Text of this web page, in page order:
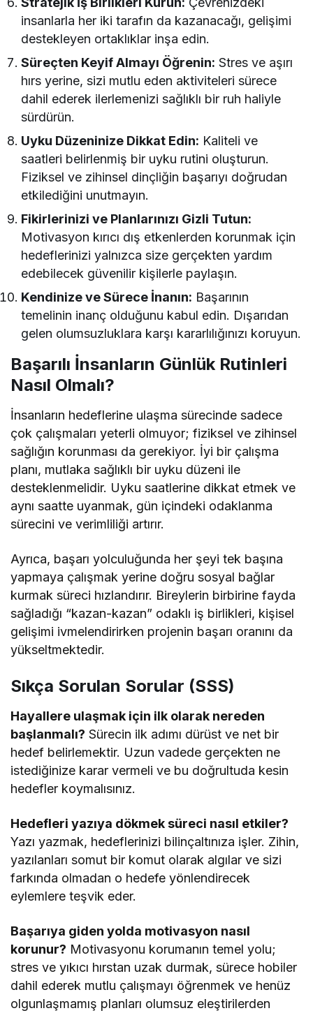
insanlarla her iki tarafın da kazanacağı, gelişimi
destekleyen ortaklıklar inşa edin.
Süreçten Keyif Almayı Öğrenin: Stres ve aşırı
hırs yerine, sizi mutlu eden aktiviteleri sürece
dahil ederek ilerlemenizi sağlıklı bir ruh haliyle
sürdürün.
Uyku Düzeninize Dikkat Edin: Kaliteli ve
saatleri belirlenmiş bir uyku rutini oluşturun.
Fiziksel ve zihinsel dinçliğin başarıyı doğrudan
etkilediğini unutmayın.
Fikirlerinizi ve Planlarınızı Gizli Tutun:
Motivasyon kırıcı dış etkenlerden korunmak için
hedeflerinizi yalnızca size gerçekten yardım
edebilecek güvenilir kişilerle paylaşın.
Kendinize ve Sürece İnanın: Başarının
temelinin inanç olduğunu kabul edin. Dışarıdan
gelen olumsuzluklara karşı kararlılığınızı koruyun.
Başarılı İnsanların Günlük Rutinleri
Nasıl Olmalı?
İnsanların hedeflerine ulaşma sürecinde sadece
çok çalışmaları yeterli olmuyor; fiziksel ve zihinsel
sağlığın korunması da gerekiyor. İyi bir çalışma
planı, mutlaka sağlıklı bir uyku düzeni ile
desteklenmelidir. Uyku saatlerine dikkat etmek ve
aynı saatte uyanmak, gün içindeki odaklanma
sürecini ve verimliliği artırır.
Ayrıca, başarı yolculuğunda her şeyi tek başına
yapmaya çalışmak yerine doğru sosyal bağlar
kurmak süreci hızlandırır. Bireylerin birbirine fayda
sağladığı “kazan-kazan” odaklı iş birlikleri, kişisel
gelişimi ivmelendirirken projenin başarı oranını da
yükseltmektedir.
Sıkça Sorulan Sorular (SSS)
Hayallere ulaşmak için ilk olarak nereden
başlanmalı? Sürecin ilk adımı dürüst ve net bir
hedef belirlemektir. Uzun vadede gerçekten ne
istediğinize karar vermeli ve bu doğrultuda kesin
hedefler koymalısınız.
Hedefleri yazıya dökmek süreci nasıl etkiler?
Yazı yazmak, hedeflerinizi bilinçaltınıza işler. Zihin,
yazılanları somut bir komut olarak algılar ve sizi
farkında olmadan o hedefe yönlendirecek
eylemlere teşvik eder.
Başarıya giden yolda motivasyon nasıl
korunur? Motivasyonu korumanın temel yolu;
stres ve yıkıcı hırstan uzak durmak, sürece hobiler
dahil ederek mutlu çalışmayı öğrenmek ve henüz
olgunlaşmamış planları olumsuz eleştirilerden